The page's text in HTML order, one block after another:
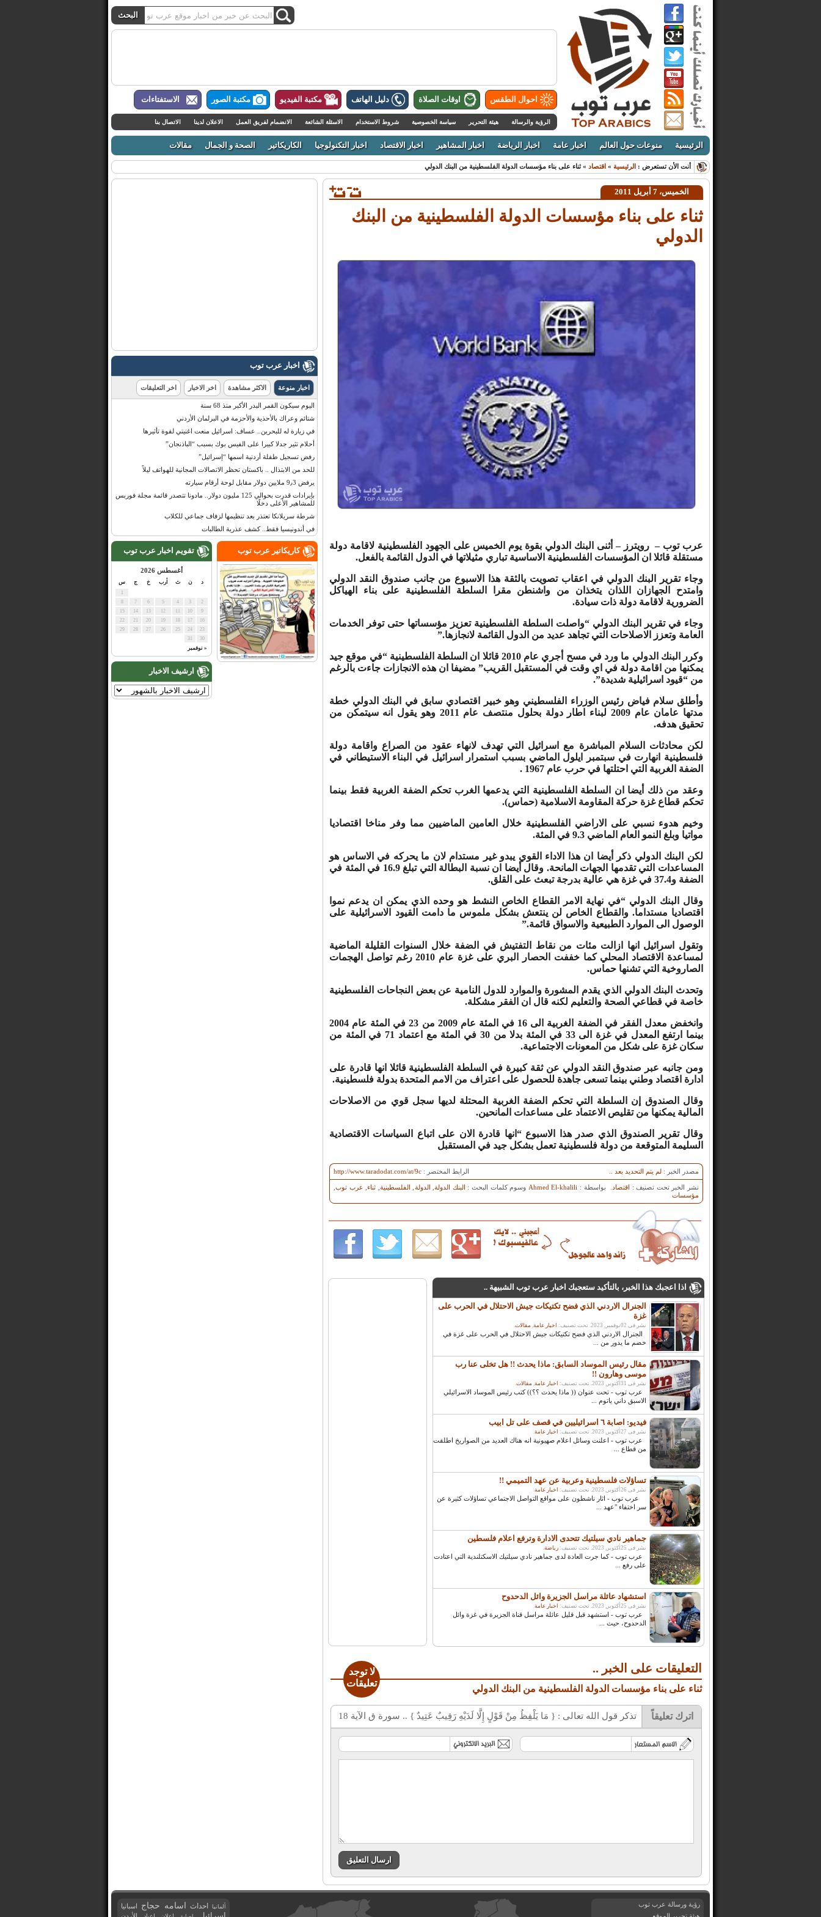
احوال الطقس اوقات الصلاة دليل الهاتف مكتبة الفيديو مكتبة الصور الاستفتاءات
الرؤية والرسالة هيئة التحرير سياسة الخصوصية شروط الاستخدام الاسئلة الشائعة الانضمام لفريق العمل الاعلان لدينا الاتصال بنا
الرئيسية منوعات حول العالم اخبار عامة اخبار الرياضة اخبار المشاهير اخبار الاقتصاد اخبار التكنولوجيا الكاريكاتير الصحة و الجمال مقالات
أنت الأن تستعرض : الرئيسية » اقتصاد » ثناء على بناء مؤسسات الدولة الفلسطينية من البنك الدولي
الخميس، 7 أبريل 2011
ثناء على بناء مؤسسات الدولة الفلسطينية من البنك
الدولي
عرب توب – رويترز – أثنى البنك الدولي بقوة يوم الخميس على الجهود الفلسطينية لاقامة دولة
مستقلة قائلا ان المؤسسات الفلسطينية الاساسية تباري مثيلاتها في الدول القائمة بالفعل.
وجاء تقرير البنك الدولي في اعقاب تصويت بالثقة هذا الاسبوع من جانب صندوق النقد الدولي
وامتدح الجهازان اللذان يتخذان من واشنطن مقرا السلطة الفلسطينية على بناء الهياكل
الضرورية لاقامة دولة ذات سيادة.
وجاء في تقرير البنك الدولي “واصلت السلطة الفلسطينية تعزيز مؤسساتها حتى توفر الخدمات
العامة وتعزز الاصلاحات التي تجاهد عديد من الدول القائمة لانجازها.”
وكرر البنك الدولي ما ورد في مسح أجري عام 2010 قائلا ان السلطة الفلسطينية “في موقع جيد
يمكنها من اقامة دولة في اي وقت في المستقبل القريب” مضيفا ان هذه الانجازات جاءت بالرغم
من “قيود اسرائيلية شديدة”.
وأطلق سلام فياض رئيس الوزراء الفلسطيني وهو خبير اقتصادي سابق في البنك الدولي خطة
مدتها عامان عام 2009 لبناء اطار دولة بحلول منتصف عام 2011 وهو يقول انه سيتمكن من
تحقيق هدفه.
لكن محادثات السلام المباشرة مع اسرائيل التي تهدف لانهاء عقود من الصراع واقامة دولة
فلسطينية انهارت في سبتمبر ايلول الماضي بسبب استمرار اسرائيل في البناء الاستيطاني في
الضفة الغربية التي احتلتها في حرب عام 1967 .
وعقد من ذلك أيضا ان السلطة الفلسطينية التي يدعمها الغرب تحكم الضفة الغربية فقط بينما
تحكم قطاع غزة حركة المقاومة الاسلامية (حماس).
وخيم هدوء نسبي على الاراضي الفلسطينية خلال العامين الماضيين مما وفر مناخا اقتصاديا
مواتيا وبلغ النمو العام الماضي 9.3 في المئة.
لكن البنك الدولي ذكر أيضا ان هذا الاداء القوي يبدو غير مستدام لان ما يحركه في الاساس هو
المساعدات التي تقدمها الجهات المانحة. وقال أيضا ان نسبة البطالة التي تبلغ 16.9 في المئة في
الضفة و37.4 في غزة هي عالية بدرجة تبعث على القلق.
وقال البنك الدولي “في نهاية الامر القطاع الخاص النشط هو وحده الذي يمكن ان يدعم نموا
اقتصاديا مستداما. والقطاع الخاص لن ينتعش بشكل ملموس ما دامت القيود الاسرائيلية على
الوصول الى الموارد الطبيعية والاسواق قائمة.”
وتقول اسرائيل انها ازالت مئات من نقاط التفتيش في الضفة خلال السنوات القليلة الماضية
لمساعدة الاقتصاد المحلي كما خففت الحصار البري على غزة عام 2010 رغم تواصل الهجمات
الصاروخية التي تشنها حماس.
وتحدث البنك الدولي الذي يقدم المشورة والموارد للدول النامية عن بعض النجاحات الفلسطينية
خاصة في قطاعي الصحة والتعليم لكنه قال ان الفقر مشكلة.
وانخفض معدل الفقر في الضفة الغربية الى 16 في المئة عام 2009 من 23 في المئة عام 2004
بينما ارتفع المعدل في غزة الى 33 في المئة بدلا من 30 في المئة مع اعتماد 71 في المئة من
سكان غزة على شكل من المعونات الاجتماعية.
ومن جانبه عبر صندوق النقد الدولي عن ثقة كبيرة في السلطة الفلسطينية قائلا انها قادرة على
ادارة اقتصاد وطني بينما تسعى جاهدة للحصول على اعتراف من الامم المتحدة بدولة فلسطينية.
وقال الصندوق إن السلطة التي تحكم الضفة الغربية المحتلة لديها سجل قوي من الاصلاحات
المالية يمكنها من تقليص الاعتماد على مساعدات المانحين.
وقال تقرير الصندوق الذي صدر هذا الاسبوع “انها قادرة الان على اتباع السياسات الاقتصادية
السليمة المتوقعة من دولة فلسطينية تعمل بشكل جيد في المستقبل
الرابط المختصر : http://www.taradodat.com/at/9c مصدر الخبر : لم يتم التحديد بعد ..
نشر الخبر تحت تصنيف : اقتصاد . بواسطة : Ahmed El-khalili وسوم كلمات البحث : البنك الدولة, الدولة الفلسطينية ثناء عرب توب
مؤسسات
اذا اعجبك هذا الخبر، بالتأكيد ستعجبك اخبار عرب توب الشبيهة ..
الجنرال الاردني الذي فضح تكتيكات جيش الاحتلال في الحرب على
غزة
نشر فى 02نوفمبر, 2023. تحت تصنيف: اخبار عامة, مقالات.
الجنرال الاردني الذي فضح تكتيكات جيش الاحتلال في الحرب على غزة في
خضم ما يدور من ...
مقال رئيس الموساد السابق: ماذا يحدث !! هل تخلى عنا رب
موسى وهارون !!
نشر فى 31أكتوبر, 2023. تحت تصنيف: اخبار عامة, مقالات.
عرب توب - تحت عنوان (( ماذا يحدث ؟؟)) كتب رئيس الموساد الاسرائيلي
الاسبق داني ياتوم ...
فيديو: اصابة ٦ اسرائيليين في قصف على تل ابيب
نشر فى 27أكتوبر, 2023. تحت تصنيف: اخبار عامة.
عرب توب - اعلنت وسائل اعلام صهيونية انه هناك العديد من الصواريخ اطلقت
من قطاع ...
تساؤلات فلسطينية وعربية عن عهد التميمي !!
نشر فى 26أكتوبر, 2023. تحت تصنيف: اخبار عامة.
عرب توب - اثار ناشطون على مواقع التواصل الاجتماعي تساؤلات كثيرة عن
سر اختفاء "عهد ...
جماهير نادي سيلتيك تتحدى الادارة وترفع اعلام فلسطين
نشر فى 25أكتوبر, 2023. تحت تصنيف: رياضة.
عرب توب - كما جرت العادة لدى جماهير نادي سيلتيك الاسكتلندية التي اعتادت
على رفع ...
استشهاد عائلة مراسل الجزيرة وائل الدحدوح
نشر فى 25أكتوبر, 2023. تحت تصنيف: اخبار عامة.
عرب توب - استشهد قبل قليل عائلة مراسل قناة الجزيرة في غزة وائل
الدحدوح، حيث ...
التعليقات على الخبر ..
ثناء على بناء مؤسسات الدولة الفلسطينية من البنك الدولي
لا توجد
تعليقات
تذكر قول الله تعالى : { مَا يَلْفِظُ مِنْ قَوْلٍ إِلَّا لَدَيْهِ رَقِيبٌ عَتِيدٌ } .. سورة ق الآية 18 اترك تعليقاً
اخبار عرب توب
اخبار منوعة الاكثر مشاهدة اخر الاخبار اخر التعليقات
اليوم سيكون القمر البدر الأكبر منذ 68 سنة
شتائم وعراك بالأحذية والأحزمة في البرلمان الأردني
في زيارة له للبحرين.. عساف: اسرائيل منعت اغنيتي لقوة تأثيرها
أحلام تثير جدلا كبيرا على الفيس بوك بسبب “الباذنجان”
رفض تسجيل طفلة أردنية اسمها “إسرائيل”
للحد من الابتذال .. باكستان تحظر الاتصالات المجانية للهواتف ليلاً
يرفض 9٫3 ملايين دولار مقابل لوحة أرقام سيارته
بإيرادات قدرت بحوالي 125 مليون دولار.. مادونا تتصدر قائمة مجلة فوربس
للمشاهير الأعلى دخلًا
شرطة سريلانكا تعتذر بعد تنظيمها لزفاف جماعي للكلاب
في أندونيسيا فقط.. كشف عذرية الطالبات
تقويم اخبار عرب توب
أغسطس 2026
د ن ث أرب خ ج س
« نوفمبر
2
3
4
5
6
7
8
9
10
12
13
14
15
16
17
18
19
20
21
22
23
24
25
26
27
28
29
30
31
ارشيف الاخبار
كاريكاتير عرب توب
رؤية ورسالة عرب توب
ألمانيا احداث اسامه حجاج اسبانيا